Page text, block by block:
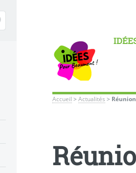
Accueil >Actualités >